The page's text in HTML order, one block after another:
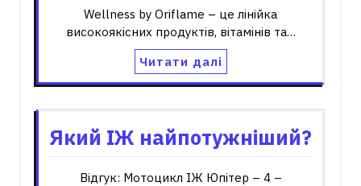
Wellness by Oriflame – це лінійка
високоякісних продуктів, вітамінів та…
Читати далі
Який ІЖ найпотужніший?
Відгук: Мотоцикл ІЖ Юпітер – 4 –